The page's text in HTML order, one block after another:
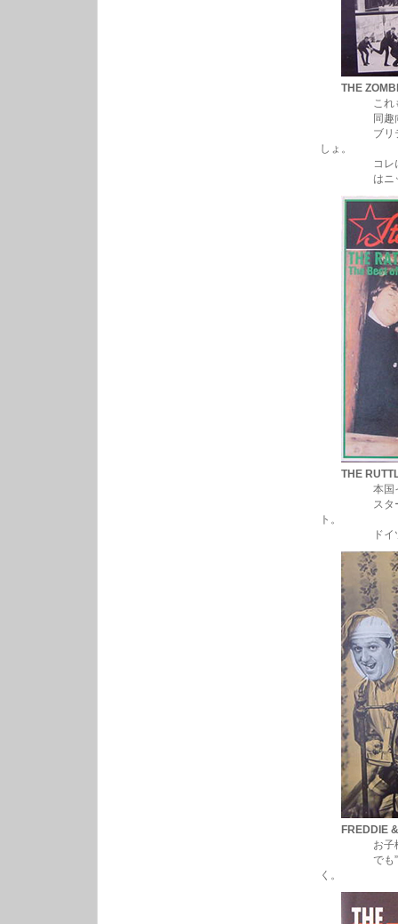
THE
これも
同趣向のLP
ブリティッ
しょ。
コレに入っ
はニック・
THE
本国イギリ
スタークラ
ト。
ドイツはマ
FREDDIE
お子様マ
でも”I’m
く。